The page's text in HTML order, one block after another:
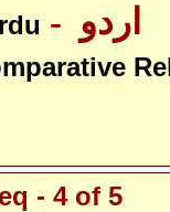
- 4 of 5